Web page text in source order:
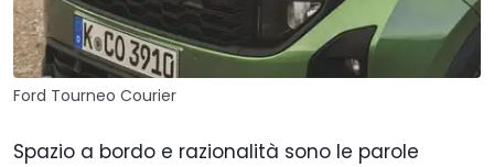
Ford Tourneo Courier
Spazio a bordo e razionalità sono le parole